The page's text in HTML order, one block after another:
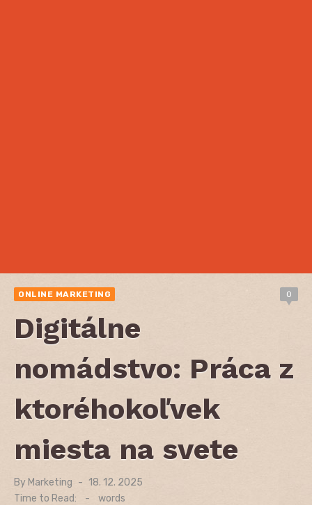
ONLINE MARKETING 0
Digitálne
nomádstvo: Práca z
ktoréhokoľvek
miesta na svete
By Marketing
Posted
on
18. 12. 2025
Time to Read:
- words